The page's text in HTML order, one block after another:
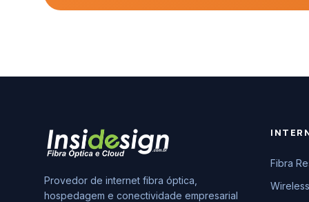
Provedor de internet fibra óptica,
hospedagem e conectividade empresarial
Fibra